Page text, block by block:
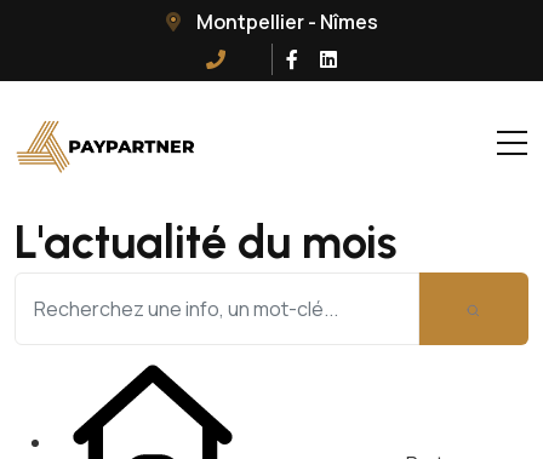
Montpellier - Nîmes
L'actualité du mois